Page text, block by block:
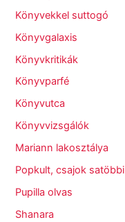
Könyvekkel suttogó
Könyvgalaxis
Könyvkritikák
Könyvparfé
Könyvutca
Könyvvizsgálók
Mariann lakosztálya
Popkult, csajok satöbbi
Pupilla olvas
Shanara